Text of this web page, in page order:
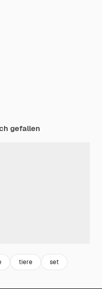
gefallen
tiere set